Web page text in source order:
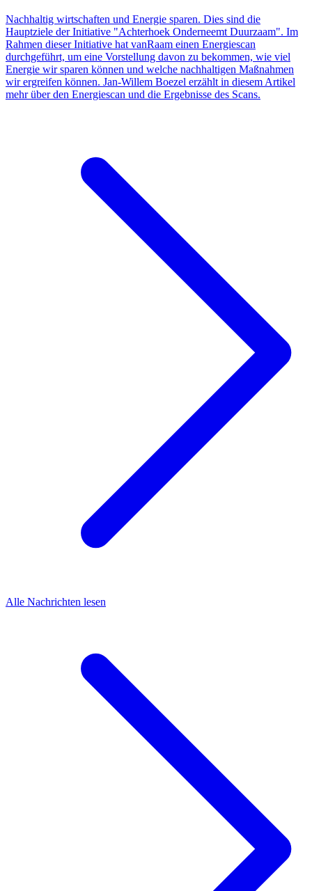
Nachhaltig wirtschaften und Energie sparen. Dies sind die
Hauptziele der Initiative "Achterhoek Onderneemt Duurzaam". Im
Rahmen dieser Initiative hat vanRaam einen Energiescan
durchgeführt, um eine Vorstellung davon zu bekommen, wie viel
Energie wir sparen können und welche nachhaltigen Maßnahmen
wir ergreifen können. Jan-Willem Boezel erzählt in diesem Artikel
mehr über den Energiescan und die Ergebnisse des Scans.
Alle Nachrichten lesen